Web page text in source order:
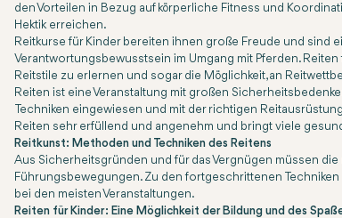
den Vorteilen in Bezug auf körperliche Fitness und
Hektik erreichen.
Reitkurse für Kinder bereiten ihnen große Freude und sind
Verantwortungsbewusstsein im Umgang mit Pferden.
Reitstile zu erlernen und sogar die Möglichkeit, an
Reiten ist eine Veranstaltung mit großen
Techniken eingewiesen und mit der richtigen
Reiten sehr erfüllend und angenehm und bringt viele
Reitkunst: Methoden und Techniken des Reitens
Aus Sicherheitsgründen und für das Vergnügen müssen
Führungsbewegungen. Zu den fortgeschrittenen
bei den meisten Veranstaltungen.
Reiten für Kinder: Eine Möglichkeit der Bildung und des